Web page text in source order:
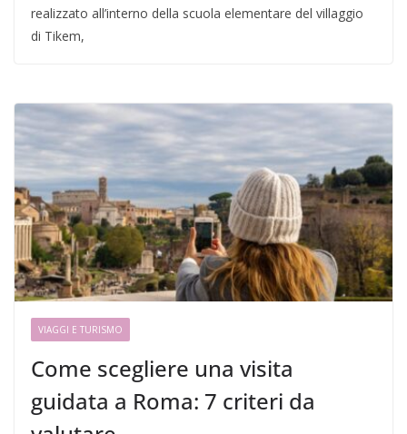
realizzato all’interno della scuola elementare del villaggio
di Tikem,
VIAGGI E TURISMO
Come scegliere una visita
guidata a Roma: 7 criteri da